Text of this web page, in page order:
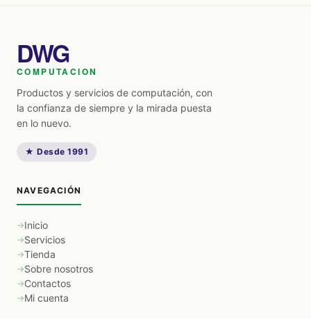
DWG
COMPUTACION
Productos y servicios de computación, con
la confianza de siempre y la mirada puesta
en lo nuevo.
★ Desde 1991
NAVEGACIÓN
Inicio
Servicios
Tienda
Sobre nosotros
Contactos
Mi cuenta